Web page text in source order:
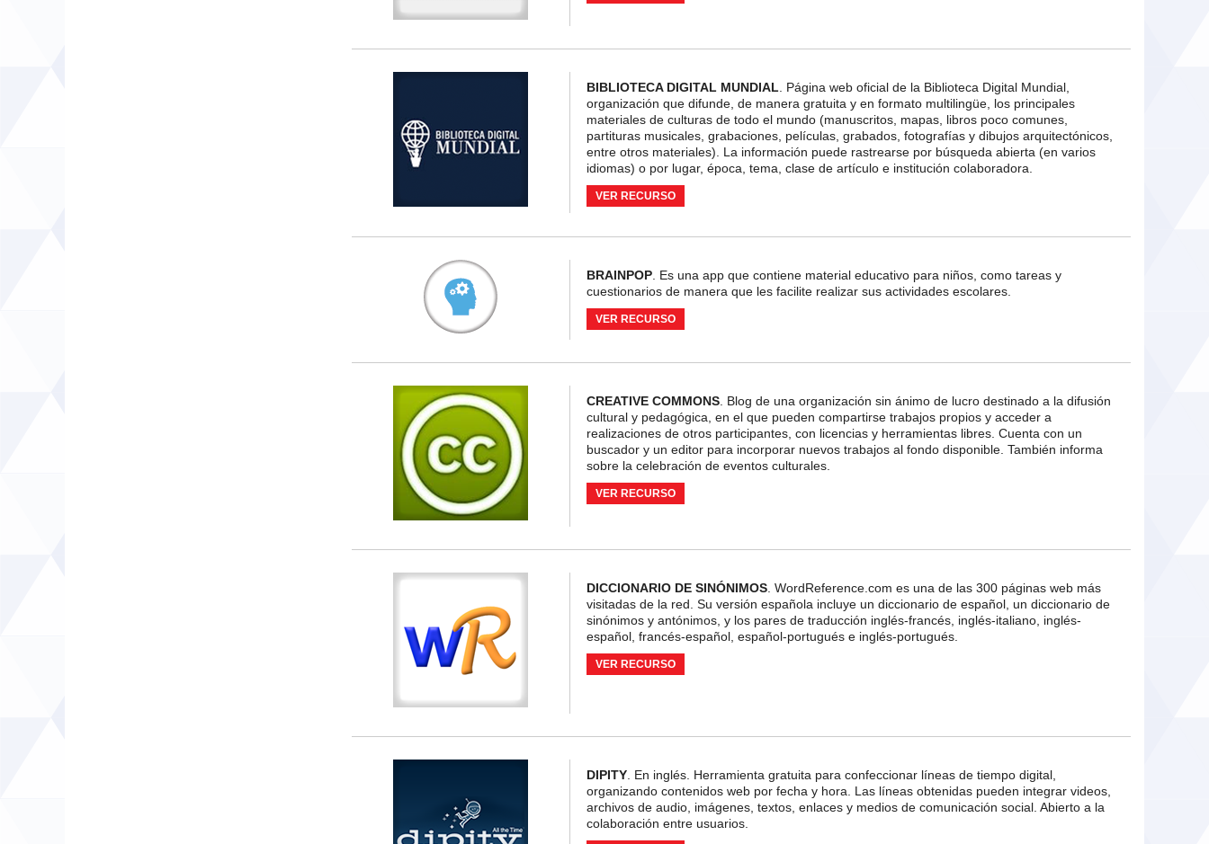
BIBLIOTECA DIGITAL MUNDIAL . Página web oficial de la Biblioteca Digital Mundial,
organización que difunde, de manera gratuita y en formato multilingüe, los principales
materiales de culturas de todo el mundo (manuscritos, mapas, libros poco comunes,
partituras musicales, grabaciones, películas, grabados, fotografías y dibujos arquitectónicos,
entre otros materiales). La información puede rastrearse por búsqueda abierta (en varios
idiomas) o por lugar, época, tema, clase de artículo e institución colaboradora.
VER RECURSO
BRAINPOP. Es una app que contiene material educativo para niños, como tareas y
cuestionarios de manera que les facilite realizar sus actividades escolares.
VER RECURSO
CREATIVE COMMONS. Blog de una organización sin ánimo de lucro destinado a la difusión
cultural y pedagógica, en el que pueden compartirse trabajos propios y acceder a
realizaciones de otros participantes, con licencias y herramientas libres. Cuenta con un
buscador y un editor para incorporar nuevos trabajos al fondo disponible. También informa
sobre la celebración de eventos culturales.
VER RECURSO
DICCIONARIO DE SINÓNIMOS. WordReference.com es una de las 300 páginas web más
visitadas de la red. Su versión española incluye un diccionario de español, un diccionario de
sinónimos y antónimos, y los pares de traducción inglés-francés, inglés-italiano, inglés-
español, francés-español, español-portugués e inglés-portugués.
VER RECURSO
DIPITY. En inglés. Herramienta gratuita para confeccionar líneas de tiempo digital,
organizando contenidos web por fecha y hora. Las líneas obtenidas pueden integrar videos,
archivos de audio, imágenes, textos, enlaces y medios de comunicación social. Abierto a la
colaboración entre usuarios.